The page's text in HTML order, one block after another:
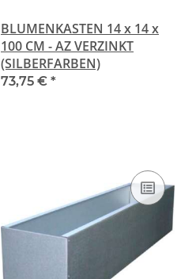
BLUMENKASTEN 14 x 14 x
100 CM - AZ VERZINKT
(SILBERFARBEN)
73,75 € *